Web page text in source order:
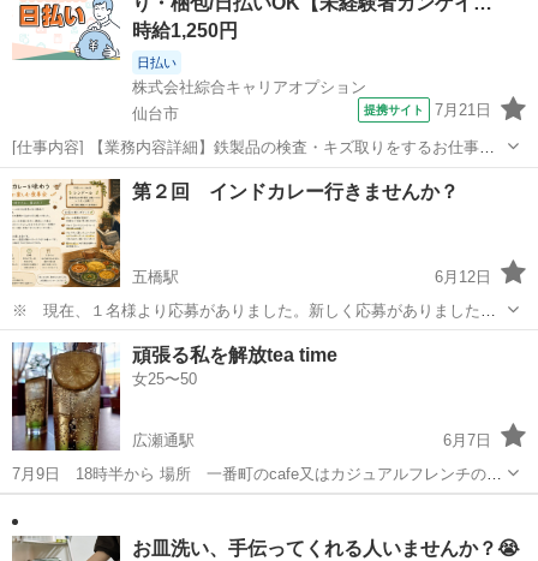
その...
時給1,250円
日払い
株式会社綜合キャリアオプション
仙台市
提携サイト 7月21日
[仕事内容] 【業務内容詳細】鉄製品の検査・キズ取りをするお仕事・
検査は機械で行います！ ・傷やゆがみを工具で削って直す・出荷され
る製品をこん包・正社員登用実績あり！ ・様々な資格取得を支援しま
す！ 【取扱製品情報】自動車部...
宮城 仙台市 工場
第２回 インドカレー行きませんか？
五橋駅
6月12日
※ 現在、１名様より応募がありました。新しく応募がありました
ら、日程調整をして開催したいと思います。 はじめまして。インドカ
レーが好き＆読書が主な趣味で、文系のほむらと申します。４月に、
大学院進学のため静岡から仙台に引...
宮城 仙台市 五橋駅 その他
頑張る私を解放tea time
女25〜50
広瀬通駅
6月7日
7月9日 18時半から 場所 一番町のcafe又はカジュアルフレンチのお
店で🥂して、がんばる私を解放tea time🫖 開催します☺️ 日々、色々な
事に頑張っている女性たち！ 家と会社の往復から、ちょっと足を伸
ば...
お皿洗い、手伝ってくれる人いませんか？😭